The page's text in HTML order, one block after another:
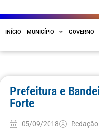
INÍCIO MUNICÍPIO GOVERNO
Prefeitura e
Forte
05/09/2018